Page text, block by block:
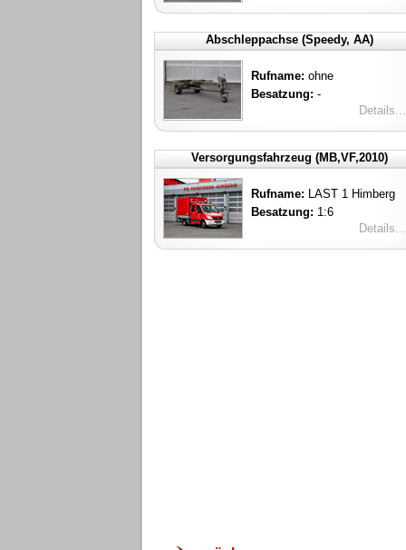
Abschleppachse (Speedy, AA)
Rufname: ohne
Besatzung: -
Details...
Versorgungsfahrzeug (MB,VF,2010)
Rufname: LAST 1 Himberg
Besatzung: 1:6
Details...